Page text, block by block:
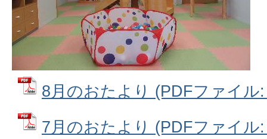
8月のおたより (PDFファイル
7月のおたより (PDFファイル